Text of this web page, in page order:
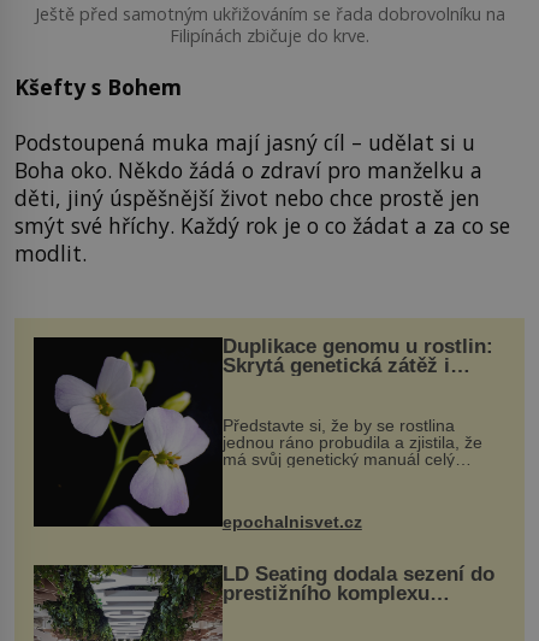
Ještě před samotným ukřižováním se řada dobrovolníku na
Filipínách zbičuje do krve.
Kšefty s Bohem
Podstoupená muka mají jasný cíl – udělat si u
Boha oko. Někdo žádá o zdraví pro manželku a
děti, jiný úspěšnější život nebo chce prostě jen
smýt své hříchy. Každý rok je o co žádat a za co se
modlit.
Duplikace genomu u rostlin:
Skrytá genetická zátěž i
Představte si, že by se rostlina
jednou ráno probudila a zjistila, že
má svůj genetický manuál celý
vstupenka...
epochalnisvet.cz
LD Seating dodala sezení do
prestižního komplexu
MediaCityUK v Salfordu